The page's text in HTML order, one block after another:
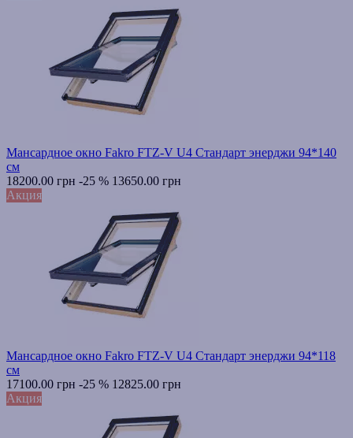
Мансардное окно Fakro FTZ-V U4 Стандарт энерджи 94*140
см
18200.00 грн -25 % 13650.00 грн
Акция
Мансардное окно Fakro FTZ-V U4 Стандарт энерджи 94*118
см
17100.00 грн -25 % 12825.00 грн
Акция